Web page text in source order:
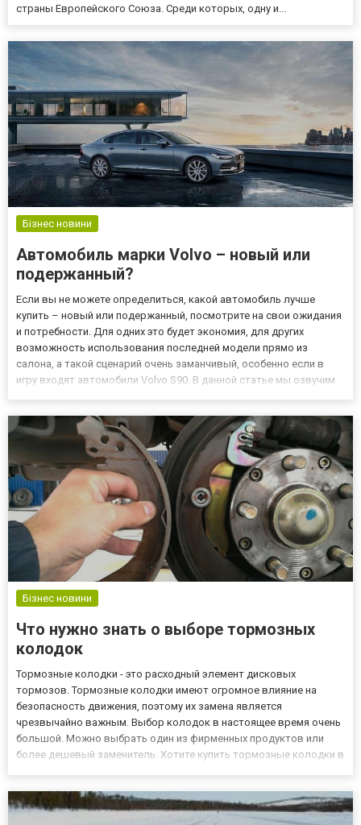
страны Европейского Союза. Среди которых, одну и...
Бізнес новини
Автомобиль марки Volvo – новый или
подержанный?
Если вы не можете определиться, какой автомобиль лучше
купить – новый или подержанный, посмотрите на свои ожидания
и потребности. Для одних это будет экономия, для других
возможность использования последней модели прямо из
салона, а такой сценарий очень заманчивый, особенно если в
игру входят автомобили Volvo S90. В данной статье мы озвучим
автомобил...
Бізнес новини
Что нужно знать о выборе тормозных
колодок
Тормозные колодки - это расходный элемент дисковых
тормозов. Тормозные колодки имеют огромное влияние на
безопасность движения, поэтому их замена является
чрезвычайно важным. Выбор колодок в настоящее время очень
большой. Можно выбрать один из фирменных продуктов или
более дешевый заменитель. Хотите купить тормозные колодки в
подлежат замене к...